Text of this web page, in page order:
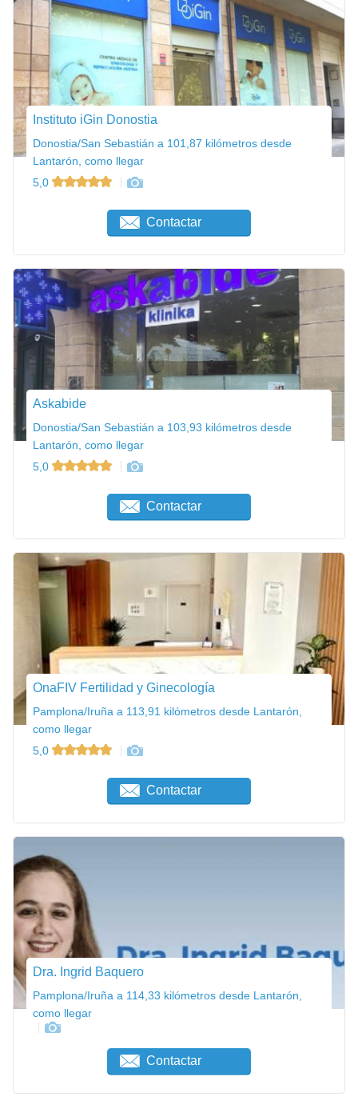
Instituto iGin Donostia
Donostia/San Sebastián a 101,87 kilómetros desde
Lantarón, como llegar
5,0
Contactar
Askabide
Donostia/San Sebastián a 103,93 kilómetros desde
Lantarón, como llegar
5,0
Contactar
OnaFIV Fertilidad y Ginecología
Pamplona/Iruña a 113,91 kilómetros desde Lantarón,
como llegar
5,0
Contactar
Dra. Ingrid Baquero
Pamplona/Iruña a 114,33 kilómetros desde Lantarón,
como llegar
Contactar